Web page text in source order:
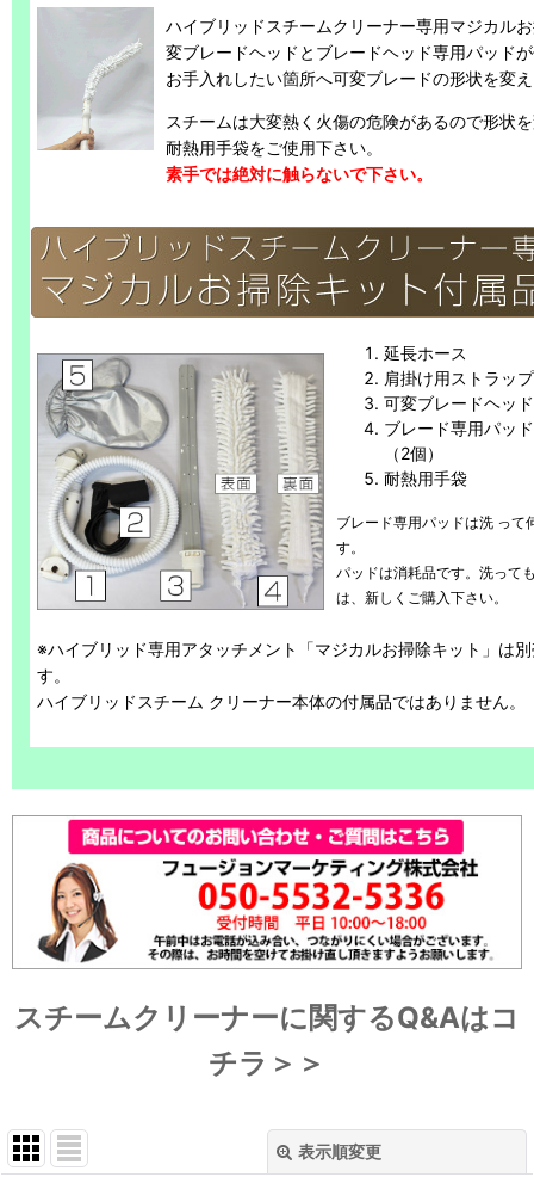
ハイブリッドスチームクリーナー専用マジカル
変ブレードヘッドとブレードヘッド専用パッド
お手入れしたい箇所へ可変ブレードの形状を変
スチームは大変熱く火傷の危険があるので形状
耐熱用手袋をご使用下さい。
素手では絶対に触らないで下さい。
延長ホース
肩掛け用ストラップ
可変ブレードヘッド
ブレード専用パッド
（2個）
耐熱用手袋
ブレード専用パッドは洗 って
す。
パッドは消耗品です。洗って
は、新しくご購入下さい。
※ハイブリッド専用アタッチメント「マジカルお掃除キット」は
す。
ハイブリッドスチーム クリーナー本体の付属品ではありません。
スチームクリーナーに関するQ&Aはコ
チラ＞＞
表示順変更